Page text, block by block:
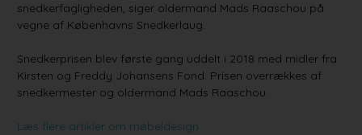
snedkerfagligheden, siger oldermand Mads Raaschou på
vegne af Københavns Snedkerlaug.
Snedkerprisen blev første gang uddelt i 2018 med midler fra
Kirsten og Freddy Johansens Fond. Prisen overrækkes af
snedkermester og oldermand Mads Raaschou.
Læs flere artikler om møbeldesign